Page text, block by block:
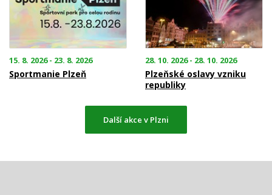
15. 8. 2026 - 23. 8. 2026
Sportmanie Plzeň
28. 10. 2026 - 28. 10. 2026
Plzeňské oslavy vzniku
republiky
Další akce v Plzni